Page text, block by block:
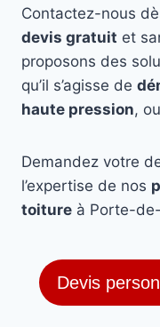
Contactez-nous
devis gratuit et
proposons des
qu’il s’agisse de
haute pression,
Demandez votre
l’expertise de nos
toiture à Porte-
Devis